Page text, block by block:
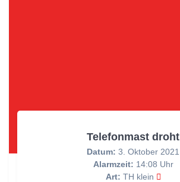
Telefonmast droht
Datum: 3. Oktober 2021
Alarmzeit: 14:08 Uhr
Art: TH klein